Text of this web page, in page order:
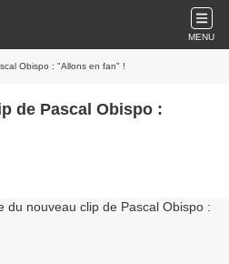
MENU
Obispo : "Allons en fan" !
de Pascal Obispo :